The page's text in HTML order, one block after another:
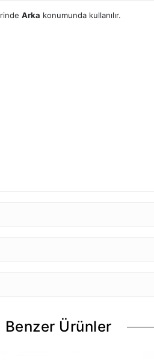
Arka konumunda kullanılır.
Benzer Ürünler